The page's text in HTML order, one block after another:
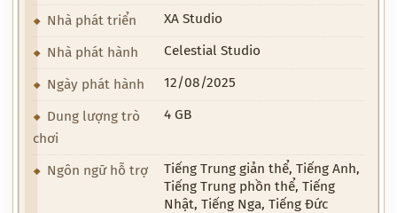
Nhà phát triển
XA Studio
Nhà phát hành Celestial Studio
Ngày phát hành 12/08/2025
Dung lượng trò
chơi
4 GB
Ngôn ngữ hỗ trợ
Tiếng Trung giản thể, Tiếng Anh,
Tiếng Trung phồn thể, Tiếng
Nhật, Tiếng Nga, Tiếng Đức